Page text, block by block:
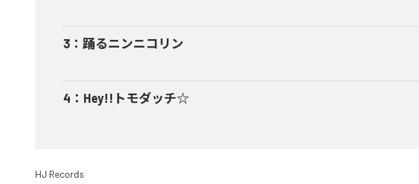
3 ： 踊るニンニコリン
4 ： Hey!!トモダッチ☆
HJ Records